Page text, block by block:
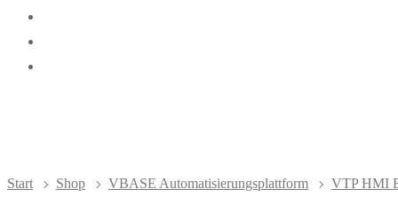
Start Shop VBASE Automatisierungsplattform VTP HMI